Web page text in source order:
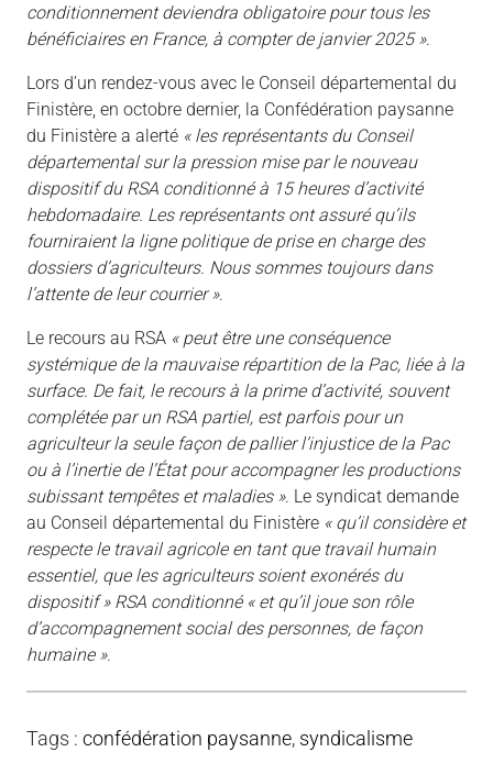
conditionnement deviendra obligatoire pour tous les
bénéficiaires en France, à compter de janvier 2025 ».
Lors d’un rendez-vous avec le Conseil départemental du
Finistère, en octobre dernier, la Confédération paysanne
du Finistère a alerté « les représentants du Conseil
départemental sur la pression mise par le nouveau
dispositif du RSA conditionné à 15 heures d’activité
hebdomadaire. Les représentants ont assuré qu’ils
fourniraient la ligne politique de prise en charge des
dossiers d’agriculteurs. Nous sommes toujours dans
l’attente de leur courrier ».
Le recours au RSA « peut être une conséquence
systémique de la mauvaise répartition de la Pac, liée à la
surface. De fait, le recours à la prime d’activité, souvent
complétée par un RSA partiel, est parfois pour un
agriculteur la seule façon de pallier l’injustice de la Pac
ou à l’inertie de l’État pour accompagner les productions
subissant tempêtes et maladies ». Le syndicat demande
au Conseil départemental du Finistère « qu’il considère et
respecte le travail agricole en tant que travail humain
essentiel, que les agriculteurs soient exonérés du
dispositif » RSA conditionné « et qu’il joue son rôle
d’accompagnement social des personnes, de façon
humaine ».
Tags : confédération paysanne, syndicalisme